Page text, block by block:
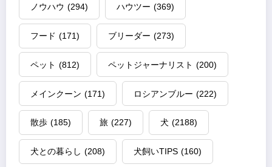
ノウハウ (294) ハウツー (369)
フード (171) ブリーダー (273)
ペット (812) ペットジャーナリスト (200)
メインクーン (171) ロシアンブルー (222)
散歩 (185) 旅 (227) 犬 (2188)
犬との暮らし (208) 犬飼いTIPS (160)